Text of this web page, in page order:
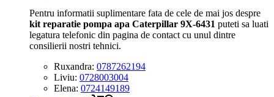
Pentru informatii suplimentare fata de cele de mai jos despre
kit reparatie pompa apa Caterpillar 9X-6431 puteti sa luati
legatura telefonic din pagina de contact cu unul dintre
consilierii nostri tehnici.
Ruxandra: 0787262194
Liviu: 0728003004
Elena: 0724149189